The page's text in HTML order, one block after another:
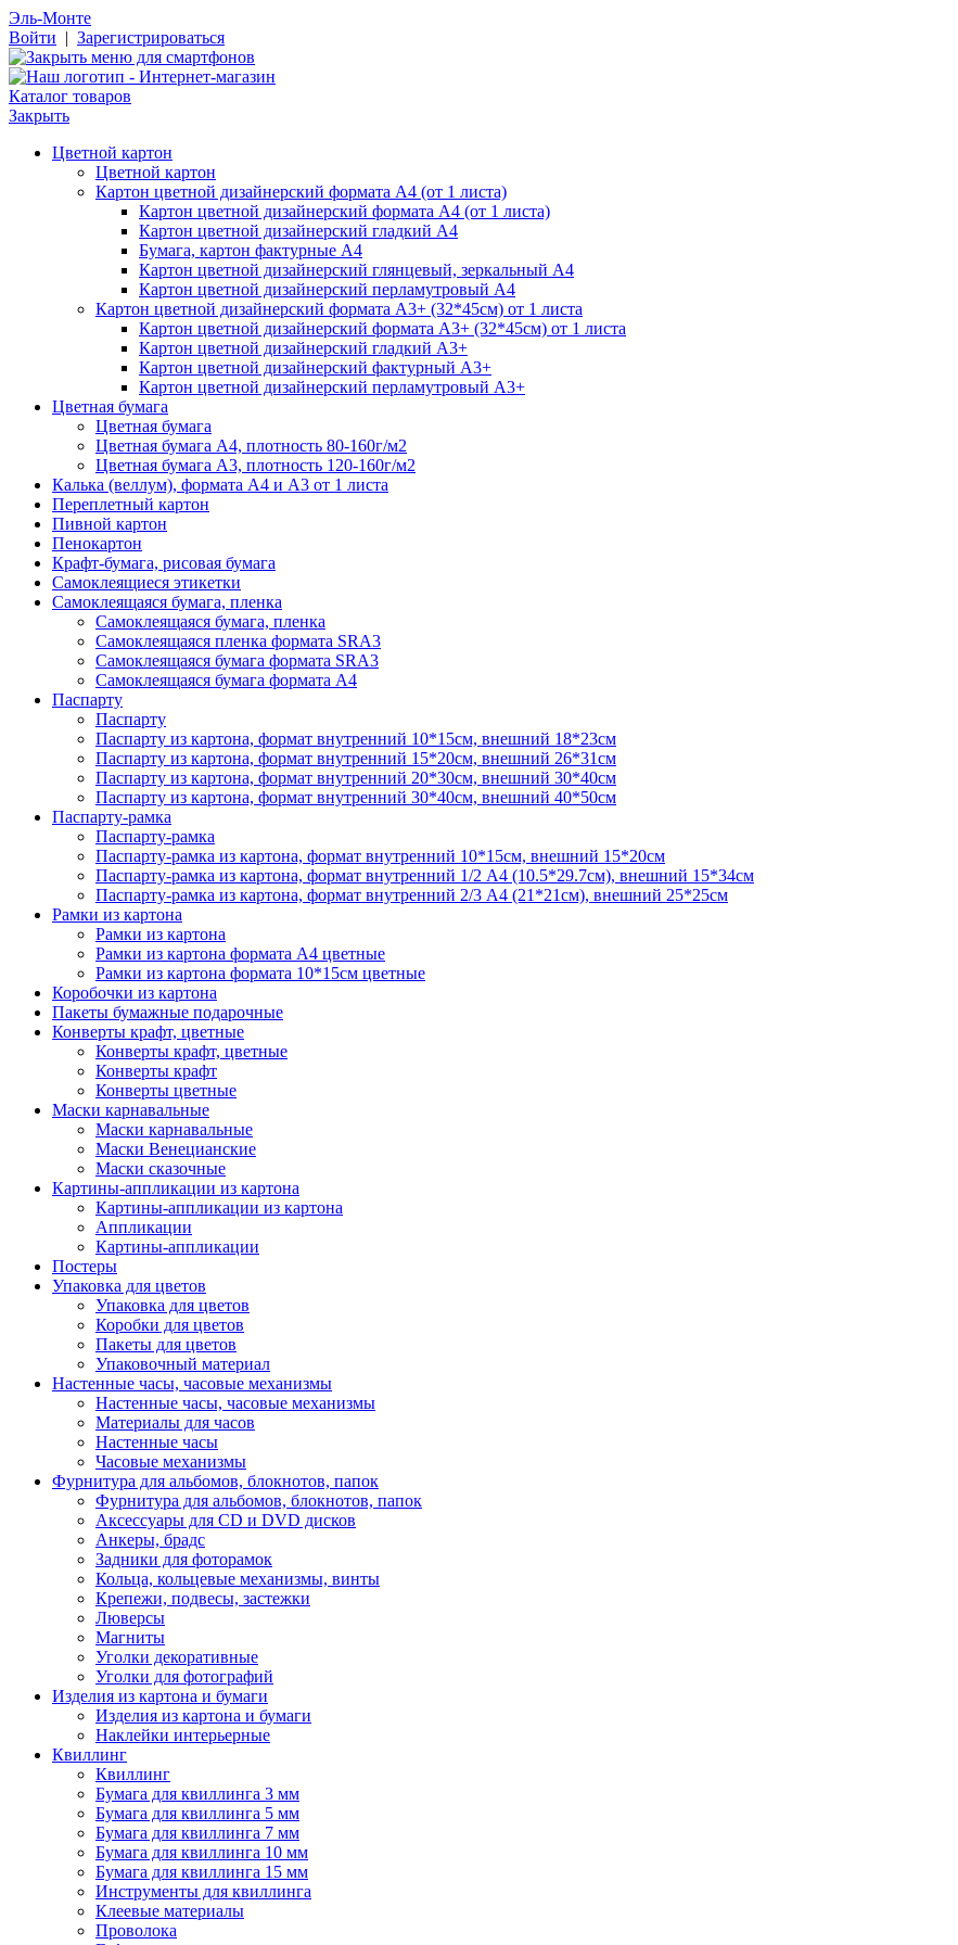
Эль-Монте
Войти | Зарегистрироваться
Каталог товаров
Закрыть
Цветной картон
Цветной картон
Картон цветной дизайнерский формата А4 (от 1 листа)
Картон цветной дизайнерский формата А4 (от 1 листа)
Картон цветной дизайнерский гладкий А4
Бумага, картон фактурные А4
Картон цветной дизайнерский глянцевый, зеркальный А4
Картон цветной дизайнерский перламутровый А4
Картон цветной дизайнерский формата А3+ (32*45см) от 1 листа
Картон цветной дизайнерский формата А3+ (32*45см) от 1 листа
Картон цветной дизайнерский гладкий А3+
Картон цветной дизайнерский фактурный А3+
Картон цветной дизайнерский перламутровый А3+
Цветная бумага
Цветная бумага
Цветная бумага А4, плотность 80-160г/м2
Цветная бумага А3, плотность 120-160г/м2
Калька (веллум), формата А4 и А3 от 1 листа
Переплетный картон
Пивной картон
Пенокартон
Крафт-бумага, рисовая бумага
Самоклеящиеся этикетки
Самоклеящаяся бумага, пленка
Самоклеящаяся бумага, пленка
Самоклеящаяся пленка формата SRА3
Самоклеящаяся бумага формата SRА3
Самоклеящаяся бумага формата А4
Паспарту
Паспарту
Паспарту из картона, формат внутренний 10*15см, внешний 18*23см
Паспарту из картона, формат внутренний 15*20см, внешний 26*31см
Паспарту из картона, формат внутренний 20*30см, внешний 30*40см
Паспарту из картона, формат внутренний 30*40см, внешний 40*50см
Паспарту-рамка
Паспарту-рамка
Паспарту-рамка из картона, формат внутренний 10*15см, внешний 15*20см
Паспарту-рамка из картона, формат внутренний 1/2 А4 (10.5*29.7см), внешний 15*34см
Паспарту-рамка из картона, формат внутренний 2/3 А4 (21*21см), внешний 25*25см
Рамки из картона
Рамки из картона
Рамки из картона формата А4 цветные
Рамки из картона формата 10*15см цветные
Коробочки из картона
Пакеты бумажные подарочные
Конверты крафт, цветные
Конверты крафт, цветные
Конверты крафт
Конверты цветные
Маски карнавальные
Маски карнавальные
Маски Венецианские
Маски сказочные
Картины-аппликации из картона
Картины-аппликации из картона
Аппликации
Картины-аппликации
Постеры
Упаковка для цветов
Упаковка для цветов
Коробки для цветов
Пакеты для цветов
Упаковочный материал
Настенные часы, часовые механизмы
Настенные часы, часовые механизмы
Материалы для часов
Настенные часы
Часовые механизмы
Фурнитура для альбомов, блокнотов, папок
Фурнитура для альбомов, блокнотов, папок
Аксессуары для CD и DVD дисков
Анкеры, брадс
Задники для фоторамок
Кольца, кольцевые механизмы, винты
Крепежи, подвесы, застежки
Люверсы
Магниты
Уголки декоративные
Уголки для фотографий
Изделия из картона и бумаги
Изделия из картона и бумаги
Наклейки интерьерные
Квиллинг
Квиллинг
Бумага для квиллинга 3 мм
Бумага для квиллинга 5 мм
Бумага для квиллинга 7 мм
Бумага для квиллинга 10 мм
Бумага для квиллинга 15 мм
Инструменты для квиллинга
Клеевые материалы
Проволока